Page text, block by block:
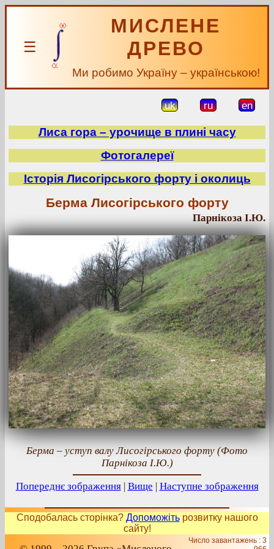
☰
МИСЛЕНЕ
ДРЕВО
Ми робимо Україну – українською!
uk ru en
Лиса гора – урочище в плині часу
Фотогалереї
Історія Лисогірського форту і околиць
Берма Лисогірського форту
Парнікоза І.Ю.
Берма – уступ валу Лисогірського форту (Фото
Парнікоза І.Ю.)
Попереднє зображення| Вище | Наступне зображення
Сподобалась сторінка? Допоможітьрозвитку нашого
сайту!
Число завантажень : 3